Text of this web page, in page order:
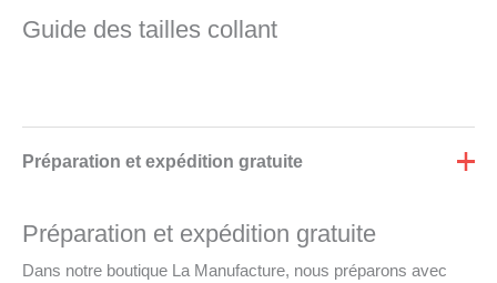
Guide des tailles collant
Préparation et expédition gratuite
Préparation et expédition gratuite
Dans notre boutique La Manufacture, nous préparons avec